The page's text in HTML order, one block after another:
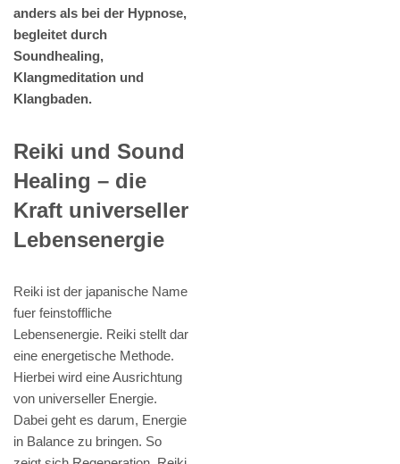
anders als bei der Hypnose,
begleitet durch
Soundhealing,
Klangmeditation und
Klangbaden.
Reiki und Sound
Healing – die
Kraft universeller
Lebensenergie
Reiki ist der japanische Name
fuer feinstoffliche
Lebensenergie. Reiki stellt dar
eine energetische Methode.
Hierbei wird eine Ausrichtung
von universeller Energie.
Dabei geht es darum, Energie
in Balance zu bringen. So